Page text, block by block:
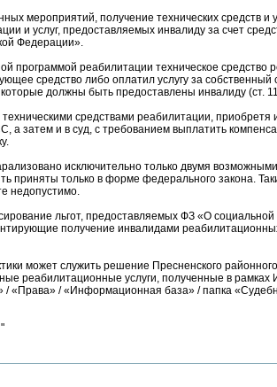
мероприятий, получение технических средств
и услуг, предоставляемых инвалиду за счет
Федерации».
программой реабилитации техническое средство
средство либо оплатил услугу за собственный
должны быть предоставлены инвалиду (ст.
средствами реабилитации,
затем и в суд, с требованием выплатить
исключительно только двумя
приняты только в форме федерального закона.
недопустимо.
льгот, предоставляемых ФЗ «О социальной
получение инвалидами
может служить решение Пресненского
реабилитационные услуги, полученные в
«Права» / «Информационная база» / папка